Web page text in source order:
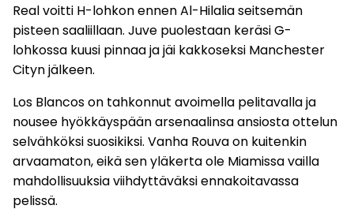
Real voitti H-lohkon ennen Al-Hilalia seitsemän
pisteen saaliillaan. Juve puolestaan keräsi G-
lohkossa kuusi pinnaa ja jäi kakkoseksi Manchester
Cityn jälkeen.
Los Blancos on tahkonnut avoimella pelitavalla ja
nousee hyökkäyspään arsenaalinsa ansiosta ottelun
selvähköksi suosikiksi. Vanha Rouva on kuitenkin
arvaamaton, eikä sen yläkerta ole Miamissa vailla
mahdollisuuksia viihdyttäväksi ennakoitavassa
pelissä.